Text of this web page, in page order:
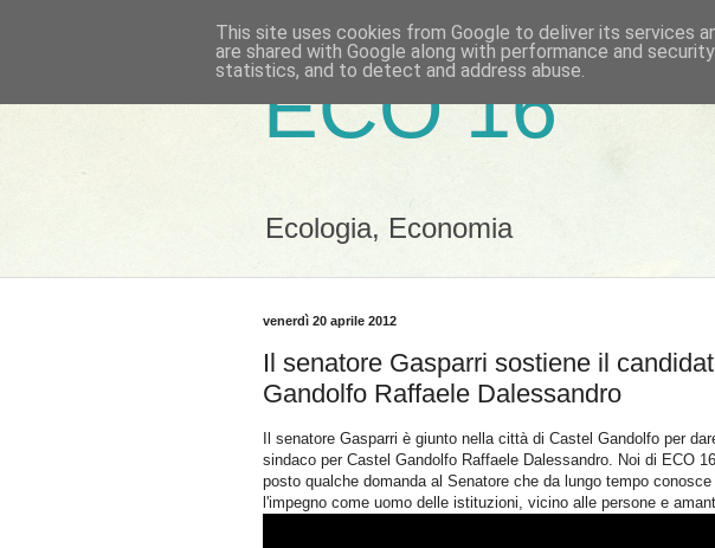
ECO 16
Ecologia, Economia
venerdì 20 aprile 2012
Il senatore Gasparri sostiene il
Gandolfo Raffaele Dalessandro
Il senatore Gasparri è giunto nella città di Castel Gandolfo per
sindaco per Castel Gandolfo Raffaele Dalessandro. Noi di ECO
posto qualche domanda al Senatore che da lungo tempo
l'impegno come uomo delle istituzioni, vicino alle persone e
This site uses cookies from Google to deliver its services
are shared with Google along with performance and
statistics, and to detect and address abuse.